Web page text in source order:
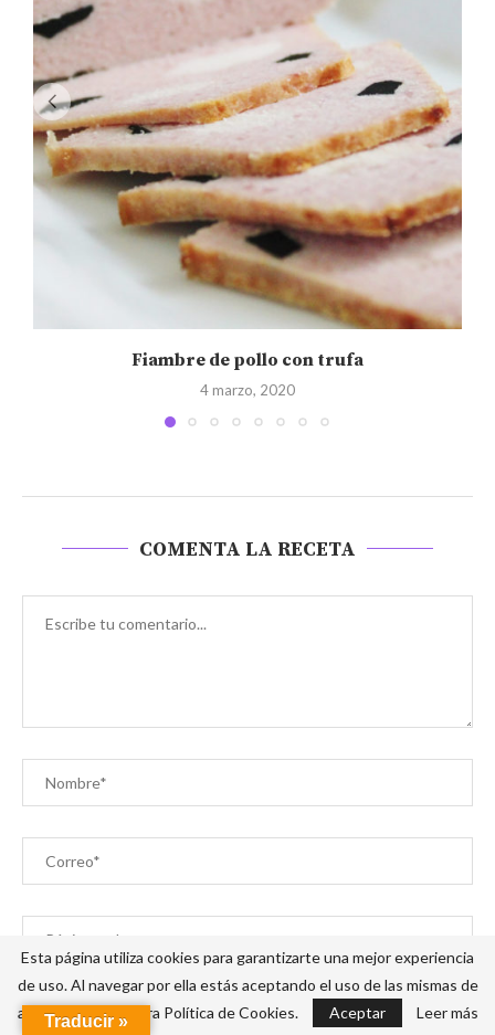
Fiambre de pollo con trufa
4 marzo, 2020
COMENTA LA RECETA
Recordar mis datos para la próxima vez que escriba un
comentario.
Esta página utiliza cookies para garantizarte una mejor experiencia
de uso. Al navegar por ella estás aceptando el uso de las mismas de
acuerdo con nuestra Política de Cookies.
Aceptar Leer más
Traducir »